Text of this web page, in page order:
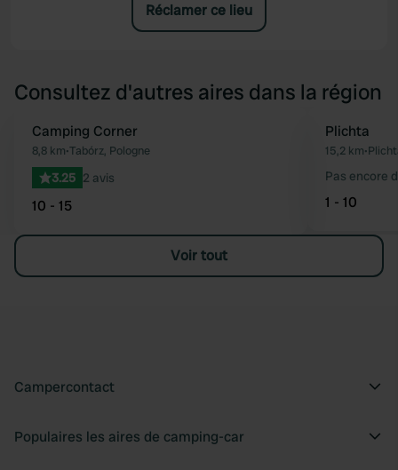
Réclamer ce lieu
Consultez d'autres aires dans la région
Préféré
Camping Corner
8,8 km•Tabórz, Pologne
3.25 2 avis
10 - 15
Plichta
15,2 km•
Pas encore
1 - 10
Voir tout
Campercontact
Populaires les aires de camping-car